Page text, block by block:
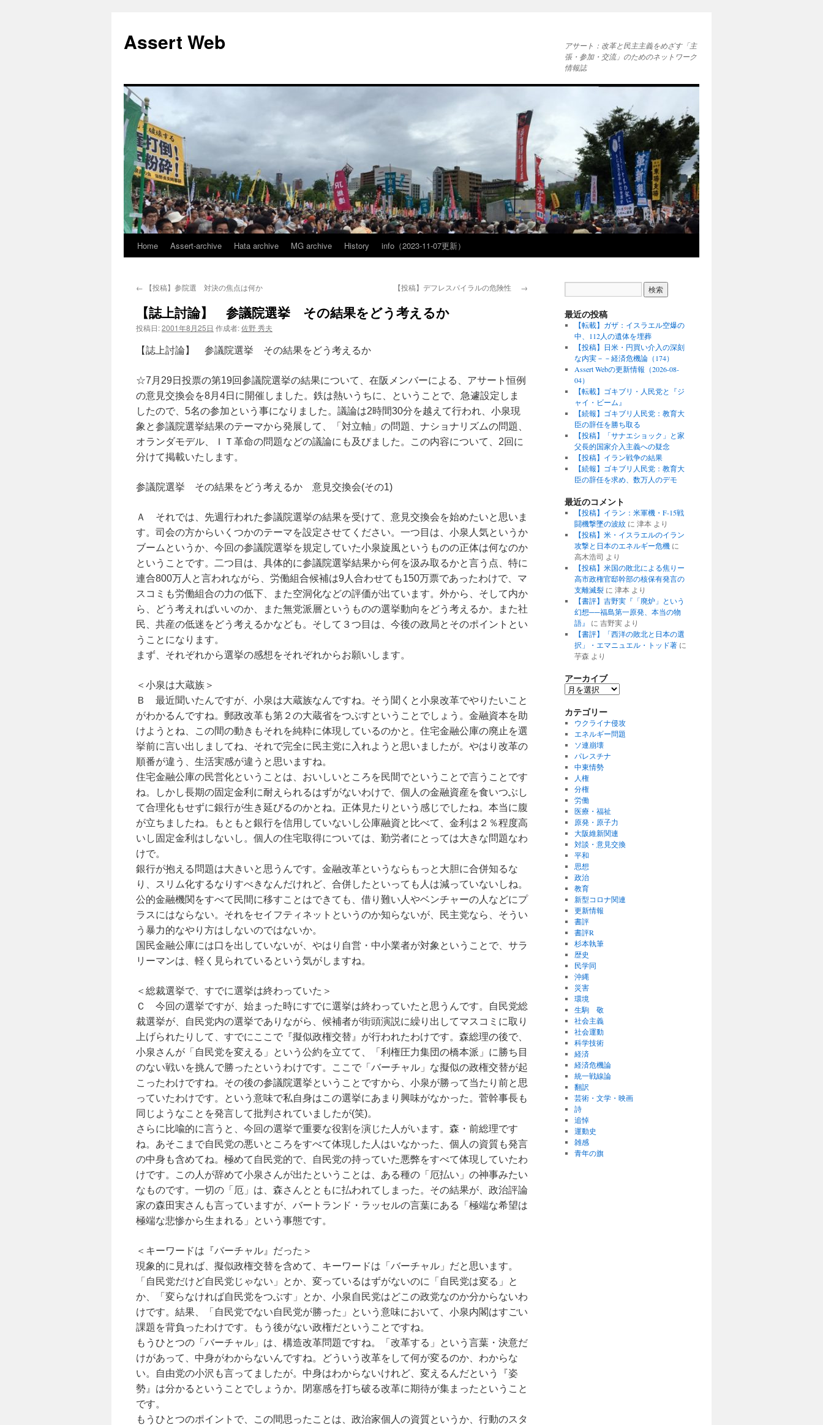
テ
ン
ス
キ
ッ
プ
Assert Web
アサート：改革と民主主義をめざす「主
張・参加・交流」のためのネットワーク
情報誌
Home Assert-archive Hata archive MG archive History info（2023-11-07更新）
← 【投稿】参院選 対決の焦点は何か 【投稿】デフレスパイラルの危険性 →
【誌上討論】 参議院選挙 その結果をどう考えるか
投稿日:2001年8月25日 作成者:佐野 秀夫
【誌上討論】 参議院選挙 その結果をどう考えるか
☆7月29日投票の第19回参議院選挙の結果について、在阪メンバーによる、アサート恒例
の意見交換会を8月4日に開催しました。鉄は熱いうちに、ということで、急遽設定しま
したので、5名の参加という事になりました。議論は2時間30分を越えて行われ、小泉現
象と参議院選挙結果のテーマから発展して、「対立軸」の問題、ナショナリズムの問題、
オランダモデル、ＩＴ革命の問題などの議論にも及びました。この内容について、2回に
分けて掲載いたします。
参議院選挙 その結果をどう考えるか 意見交換会(その1)
Ａ それでは、先週行われた参議院選挙の結果を受けて、意見交換会を始めたいと思いま
す。司会の方からいくつかのテーマを設定させてください。一つ目は、小泉人気というか
ブームというか、今回の参議院選挙を規定していた小泉旋風というものの正体は何なのか
ということです。二つ目は、具体的に参議院選挙結果から何を汲み取るかと言う点、特に
連合800万人と言われながら、労働組合候補は9人合わせても150万票であったわけで、マ
スコミも労働組合の力の低下、また空洞化などの評価が出ています。外から、そして内か
ら、どう考えればいいのか、また無党派層というものの選挙動向をどう考えるか。また社
民、共産の低迷をどう考えるかなども。そして３つ目は、今後の政局とそのポイントとい
うことになります。
まず、それぞれから選挙の感想をそれぞれからお願いします。
＜小泉は大蔵族＞
Ｂ 最近聞いたんですが、小泉は大蔵族なんですね。そう聞くと小泉改革でやりたいこと
がわかるんですね。郵政改革も第２の大蔵省をつぶすということでしょう。金融資本を助
けようとね、この間の動きもそれを純粋に体現しているのかと。住宅金融公庫の廃止を選
挙前に言い出しましてね、それで完全に民主党に入れようと思いましたが。やはり改革の
順番が違う、生活実感が違うと思いますね。
住宅金融公庫の民営化ということは、おいしいところを民間でということで言うことです
ね。しかし長期の固定金利に耐えられるはずがないわけで、個人の金融資産を食いつぶし
て合理化もせずに銀行が生き延びるのかとね。正体見たりという感じでしたね。本当に腹
が立ちましたね。もともと銀行を信用していないし公庫融資と比べて、金利は２％程度高
いし固定金利はしないし。個人の住宅取得については、勤労者にとっては大きな問題なわ
けで。
銀行が抱える問題は大きいと思うんです。金融改革というならもっと大胆に合併知るな
り、スリム化するなりすべきなんだけれど、合併したといっても人は減っていないしね。
公的金融機関をすべて民間に移すことはできても、借り難い人やベンチャーの人などにプ
ラスにはならない。それをセイフティネットというのか知らないが、民主党なら、そうい
う暴力的なやり方はしないのではないか。
国民金融公庫には口を出していないが、やはり自営・中小業者が対象ということで、サラ
リーマンは、軽く見られているという気がしますね。
＜総裁選挙で、すでに選挙は終わっていた＞
Ｃ 今回の選挙ですが、始まった時にすでに選挙は終わっていたと思うんです。自民党総
裁選挙が、自民党内の選挙でありながら、候補者が街頭演説に繰り出してマスコミに取り
上げられたりして、すでにここで『擬似政権交替』が行われたわけです。森総理の後で、
小泉さんが「自民党を変える」という公約を立てて、「利権圧力集団の橋本派」に勝ち目
のない戦いを挑んで勝ったというわけです。ここで「バーチャル」な擬似の政権交替が起
こったわけですね。その後の参議院選挙ということですから、小泉が勝って当たり前と思
っていたわけです。という意味で私自身はこの選挙にあまり興味がなかった。菅幹事長も
同じようなことを発言して批判されていましたが(笑)。
さらに比喩的に言うと、今回の選挙で重要な役割を演じた人がいます。森・前総理です
ね。あそこまで自民党の悪いところをすべて体現した人はいなかった、個人の資質も発言
の中身も含めてね。極めて自民党的で、自民党の持っていた悪弊をすべて体現していたわ
けです。この人が辞めて小泉さんが出たということは、ある種の「厄払い」の神事みたい
なものです。一切の「厄」は、森さんとともに払われてしまった。その結果が、政治評論
家の森田実さんも言っていますが、バートランド・ラッセルの言葉にある「極端な希望は
極端な悲惨から生まれる」という事態です。
＜キーワードは『バーチャル』だった＞
現象的に見れば、擬似政権交替を含めて、キーワードは「バーチャル」だと思います。
「自民党だけど自民党じゃない」とか、変っているはずがないのに「自民党は変る」と
か、「変らなければ自民党をつぶす」とか、小泉自民党はどこの政党なのか分からないわ
けです。結果、「自民党でない自民党が勝った」という意味において、小泉内閣はすごい
課題を背負ったわけです。もう後がない政権だということですね。
もうひとつの「バーチャル」は、構造改革問題ですね。「改革する」という言葉・決意だ
けがあって、中身がわからないんですね。どういう改革をして何が変るのか、わからな
い。自由党の小沢も言ってましたが。中身はわからないけれど、変えるんだという『姿
勢』は分かるということでしょうか。閉塞感を打ち破る改革に期待が集まったということ
です。
もうひとつのポイントで、この間思ったことは、政治家個人の資質というか、行動のスタ
最近の投稿
【転載】ガザ：イスラエル空爆の
中、112人の遺体を埋葬
【投稿】日米・円買い介入の深刻
な内実－－経済危機論（174）
Assert Webの更新情報（2026-08-
04）
【転載】ゴキブリ・人民党と『ジ
ャイ・ビーム』
【続報】ゴキブリ人民党：教育大
臣の辞任を勝ち取る
【投稿】「サナエショック」と家
父長的国家介入主義への疑念
【投稿】イラン戦争の結果
【続報】ゴキブリ人民党：教育大
臣の辞任を求め、数万人のデモ
最近のコメント
【投稿】イラン：米軍機・F-15戦
闘機撃墜の波紋に 津本より
【投稿】米・イスラエルのイラン
攻撃と日本のエネルギー危機に
高木浩司 より
【投稿】米国の敗北による焦りー
高市政権官邸幹部の核保有発言の
支離滅裂に 津本より
【書評】吉野実『「廃炉」という
幻想──福島第一原発、本当の物
語』
に 吉野実より
【書評】「西洋の敗北と日本の選
択」・エマニュエル・トッド著に
芋森 より
アーカイブ
ア
カ
イ
ブ
カテゴリー
ウクライナ侵攻
エネルギー問題
ソ連崩壊
パレスチナ
中東情勢
人権
分権
労働
医療・福祉
原発・原子力
大阪維新関連
対談・意見交換
平和
思想
政治
教育
新型コロナ関連
更新情報
書評
書評R
杉本執筆
歴史
民学同
沖縄
災害
環境
生駒 敬
社会主義
社会運動
科学技術
経済
経済危機論
統一戦線論
翻訳
芸術・文学・映画
詩
追悼
運動史
雑感
青年の旗